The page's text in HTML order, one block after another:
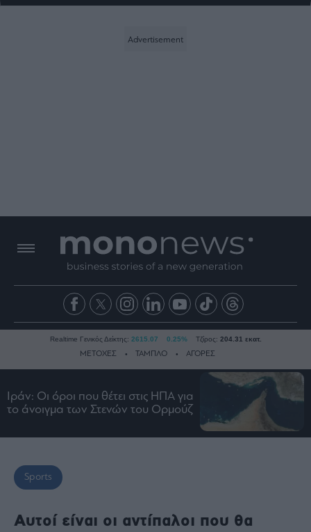
Ειδήσεις
Τράπεζες
Ναυτιλία
Estate
Realtime Γενικός Δείκτης: 2615.07 0.25% Τζίρος: 204.31 εκατ.
ΜΕΤΟΧΕΣ ΤΑΜΠΛΟ ΑΓΟΡΕΣ
Ιράν: Οι όροι που θέτει στις ΗΠΑ για
το άνοιγμα των Στενών του Ορμούζ
Sports
Αυτοί είναι οι αντίπαλοι που θα